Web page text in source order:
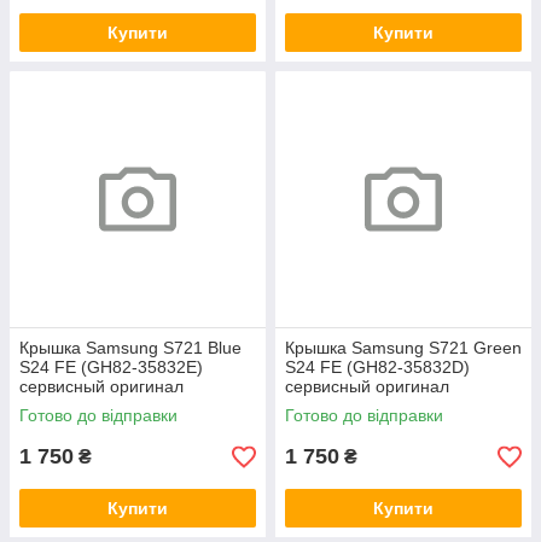
Купити Купити
Крышка Samsung S721 Blue
S24 FE (GH82-35832E)
сервисный оригинал
Готово до відправки
1 750 ₴
Купити
Крышка Samsung S721 Green
S24 FE (GH82-35832D)
сервисный оригинал
Готово до відправки
1 750 ₴
Купити